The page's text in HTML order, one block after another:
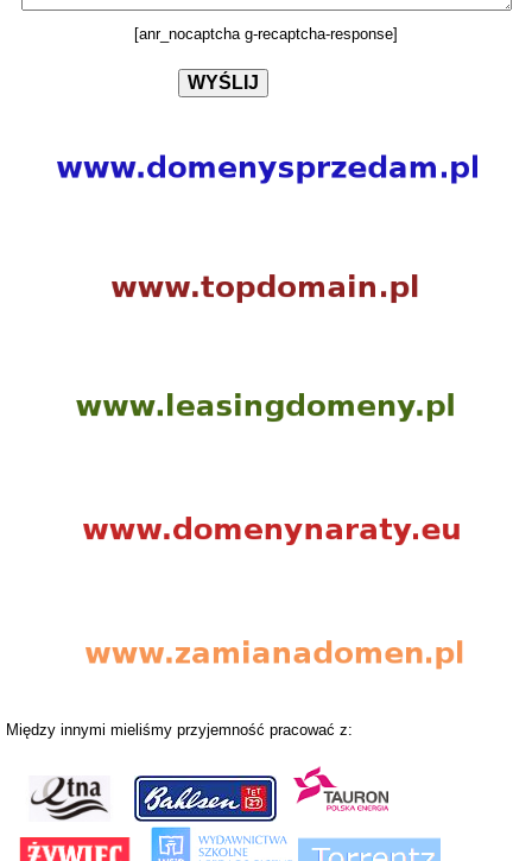
[anr_nocaptcha g-recaptcha-response]
Między innymi mieliśmy przyjemność pracować z: